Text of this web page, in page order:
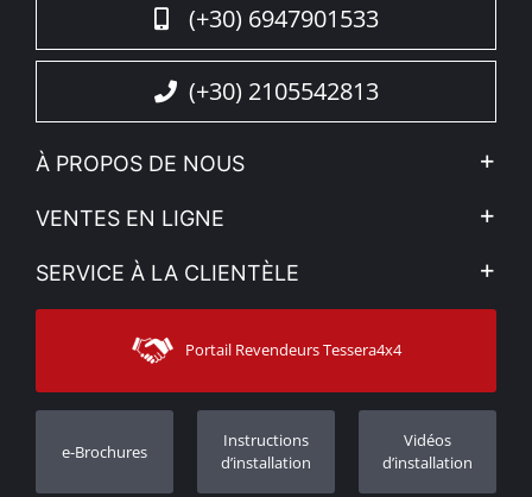
(+30) 6947901533
(+30) 2105542813
À PROPOS DE NOUS
L'entreprise
Voir nos actualités
Sitemap
VENTES EN LIGNE
Mon compte
Moyens d’expédition
SERVICE À LA CLIENTÈLE
Contacter
Assistance aux clients
Suivi des commandes
Concessionnaires
Portail Revendeurs Tessera4x4
e-Brochures
Instructions
d’installation
Vidéos
d’installation